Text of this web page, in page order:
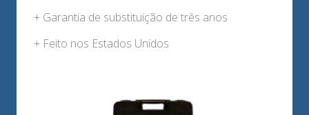
+ Garantia de substituição de três anos
+ Feito nos Estados Unidos